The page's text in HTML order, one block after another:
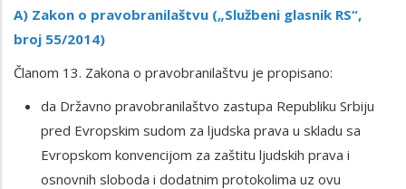
A) Zakon o pravobranilaštvu („Službeni glasnik RS“,
broj 55/2014)
Članom 13. Zakona o pravobranilaštvu je propisano:
da Državno pravobranilaštvo zastupa Republiku Srbiju
pred Evropskim sudom za ljudska prava u skladu sa
Evropskom konvencijom za zaštitu ljudskih prava i
osnovnih sloboda i dodatnim protokolima uz ovu